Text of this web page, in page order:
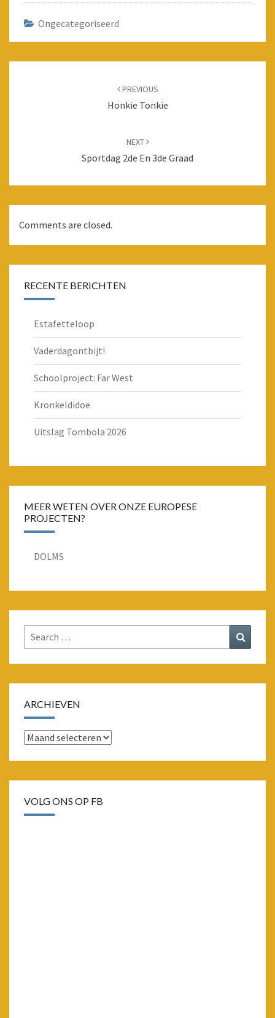
Ongecategoriseerd
PREVIOUS
Honkie Tonkie
NEXT
Sportdag 2de En 3de Graad
Comments are closed.
RECENTE BERICHTEN
Estafetteloop
Vaderdagontbijt!
Schoolproject: Far West
Kronkeldidoe
Uitslag Tombola 2026
MEER WETEN OVER ONZE EUROPESE
PROJECTEN?
DOLMS
Search
for:
ARCHIEVEN
Archieven
VOLG ONS OP FB